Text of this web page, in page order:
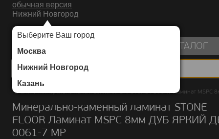
обычная версия
Нижний Новгород
Выберите Ваш город
Москва
Нижний Новгород
Казань
ИНТЕРНЕТ-МАГАЗИН НАПОЛЬНЫХ ПОКРЫТИЙ
КАТАЛОГ
Каталог/Минерально-каменный ламинат/STONE FLOOR/Ламинат MSPC
Минерально-каменный ламинат STONE
FLOOR Ламинат MSPC 8мм ДУБ ЯРКИЙ
0061-7 MP